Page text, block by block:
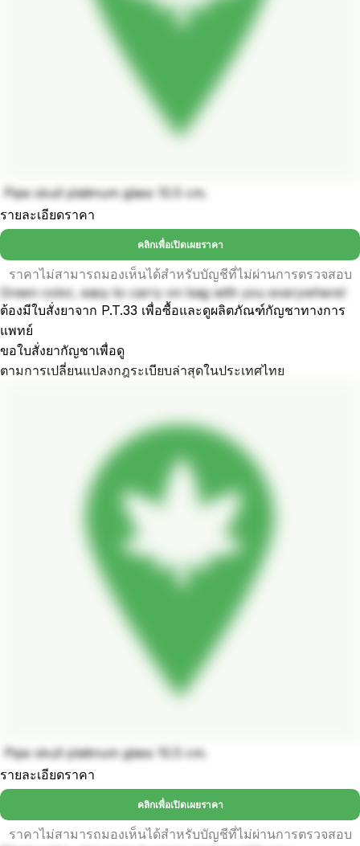
Pipe skull platinum glass 10.5 cm.
รายละเอียดราคา
คลิกเพื่อเปิดเผยราคา
ราคาไม่สามารถมองเห็นได้สำหรับบัญชีที่ไม่ผ่านการตรวจสอบ
Green color, easy to carry on bag with you everywhere!
ต้องมีใบสั่งยาจาก P.T.33 เพื่อซื้อและดูผลิตภัณฑ์กัญชาทางการ
แพทย์
ขอใบสั่งยากัญชาเพื่อดู
ตามการเปลี่ยนแปลงกฎระเบียบล่าสุดในประเทศไทย
Pipe skull platinum glass 10.5 cm.
รายละเอียดราคา
คลิกเพื่อเปิดเผยราคา
ราคาไม่สามารถมองเห็นได้สำหรับบัญชีที่ไม่ผ่านการตรวจสอบ